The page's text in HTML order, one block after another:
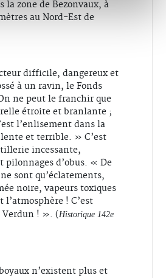
la zone de Bezonvaux, à
au Nord-Est de
difficile, dangereux et
à un ravin, le Fonds
ne peut le franchir que
étroite et branlante ;
l’enlisement dans la
et terrible. » C’est
incessante,
pilonnages d’obus. « De
sont qu’éclatements,
noire, vapeurs toxiques
! C’est
Verdun ! ». (Historique 142e
n’existent plus et